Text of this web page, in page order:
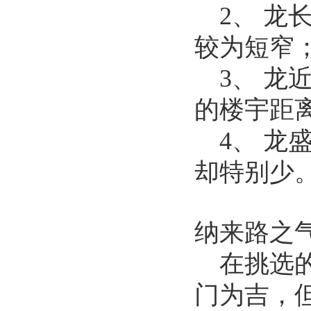
2、 龙
较为短窄
3、 龙
的楼宇距
4、 龙
却特别少
纳来路之
在挑选
门为吉，